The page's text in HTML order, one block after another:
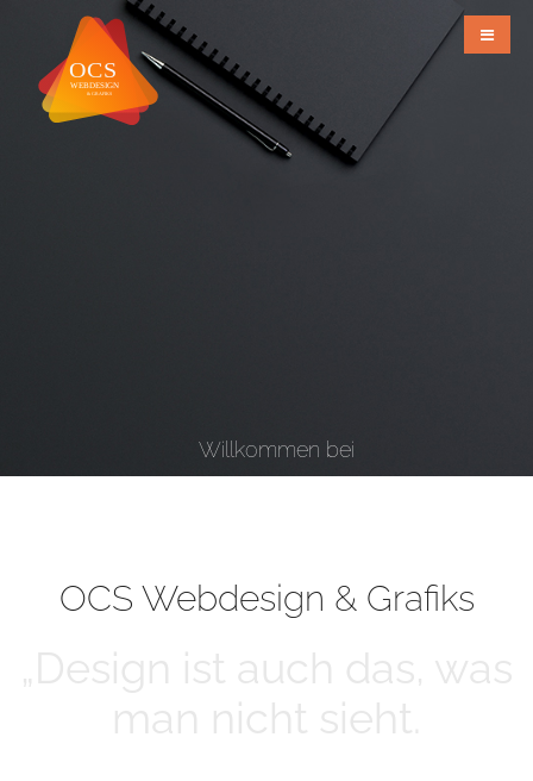
Willkommen bei
OCS Webdesign & Grafiks